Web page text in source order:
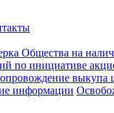
Общества на
по инициативе
выкупа
информации